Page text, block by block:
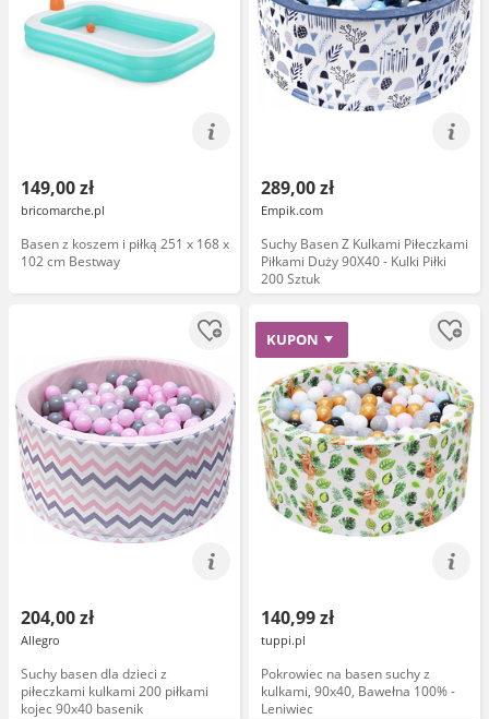
149,00 zł
bricomarche.pl
Basen z koszem i piłką 251 x 168 x
102 cm Bestway
289,00 zł
Empik.com
Suchy Basen Z Kulkami Piłeczkami
Piłkami Duży 90X40 - Kulki Piłki
200 Sztuk
204,00 zł
Allegro
Suchy basen dla dzieci z
piłeczkami kulkami 200 piłkami
kojec 90x40 basenik
KUPON
140,99 zł
tuppi.pl
Pokrowiec na basen suchy z
kulkami, 90x40, Bawełna 100% -
Leniwiec